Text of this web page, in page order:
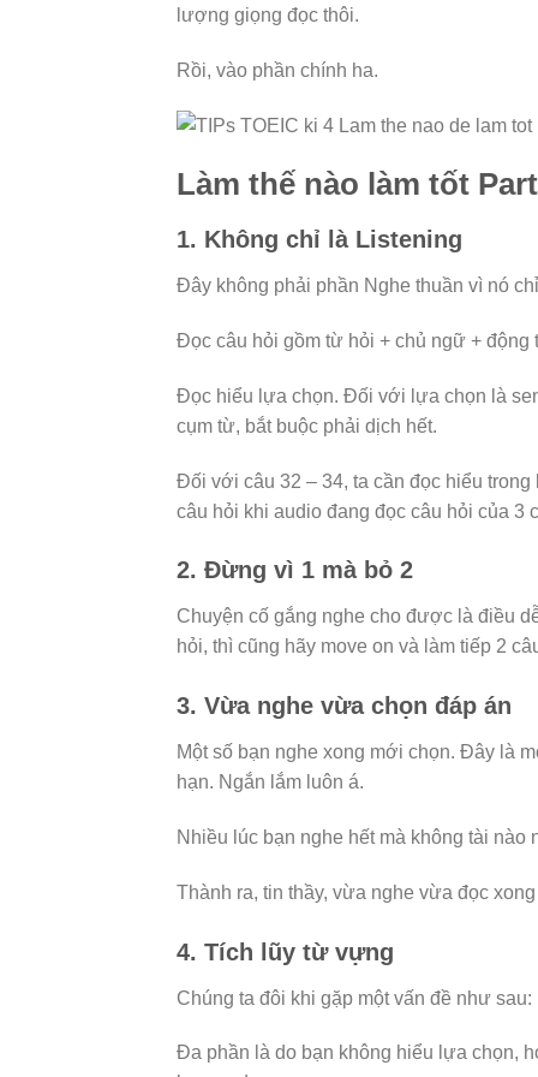
lượng giọng đọc thôi.
Rồi, vào phần chính ha.
Làm thế nào làm tốt
1. Không chỉ là Listening
Đây không phải phần Nghe thuần vì nó
Đọc câu hỏi gồm từ hỏi + chủ ngữ +
Đọc hiểu lựa chọn. Đối với lựa chọn là
cụm từ, bắt buộc phải dịch hết.
Đối với câu 32 – 34, ta cần đọc hiểu
câu hỏi khi audio đang đọc câu hỏi của
2. Đừng vì 1 mà bỏ 2
Chuyện cố gắng nghe cho được là điều
hỏi, thì cũng hãy move on và làm tiếp 2
3. Vừa nghe vừa chọn đáp án
Một số bạn nghe xong mới chọn. Đây là
hạn. Ngắn lắm luôn á.
Nhiều lúc bạn nghe hết mà không tài
Thành ra, tin thầy, vừa nghe vừa đọc
4. Tích lũy từ vựng
Chúng ta đôi khi gặp một vấn đề như
Đa phần là do bạn không hiểu lựa chọn,